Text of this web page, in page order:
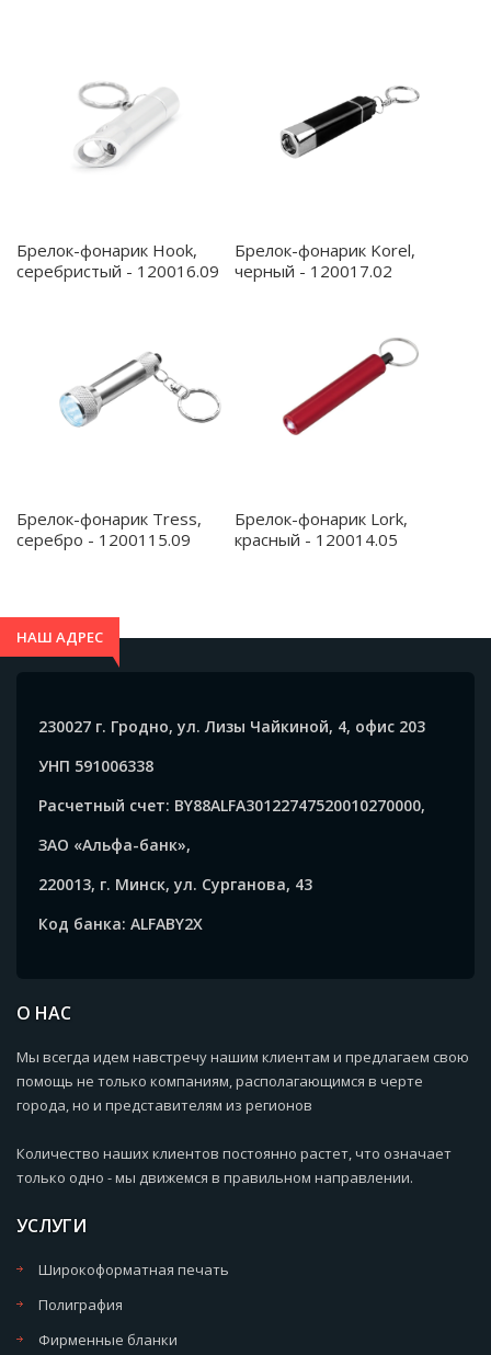
Брелок-фонарик Hook,
серебристый - 120016.09
Брелок-фонарик Korel,
черный - 120017.02
Брелок-фонарик Tress,
серебро - 1200115.09
Брелок-фонарик Lork,
красный - 120014.05
НАШ АДРЕС
230027 г. Гродно, ул. Лизы Чайкиной, 4, офис 203
УНП 591006338
Расчетный счет: BY88ALFA30122747520010270000,
ЗАО «Альфа-банк»,
220013, г. Минск, ул. Сурганова, 43
Код банка: ALFABY2X
О НАС
Мы всегда идем навстречу нашим клиентам и предлагаем свою
помощь не только компаниям, располагающимся в черте
города, но и представителям из регионов
Количество наших клиентов постоянно растет, что означает
только одно - мы движемся в правильном направлении.
УСЛУГИ
Широкоформатная печать
Полиграфия
Фирменные бланки